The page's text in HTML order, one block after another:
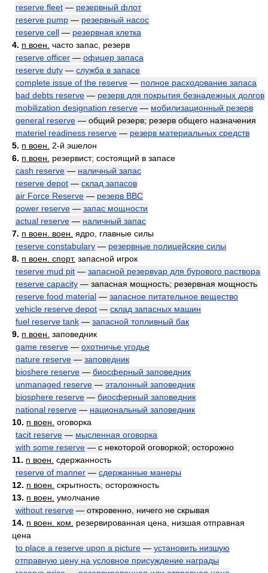
reserve fleet — резервный флот
reserve pump — резервный насос
reserve cell — резервная клетка
4. n воен. часто запас, резерв
reserve officer — офицер запаса
reserve duty — служба в запасе
complete issue of the reserve — полное расходование запаса
bad debts reserve — резерв для покрытия безнадежных долгов
mobilization designation reserve — мобилизационный резерв
general reserve — общий резерв; резерв общего назначения
materiel readiness reserve — резерв материальных средств
5. n воен.
2-й эшелон
6. n воен.
резервист; состоящий в запасе
cash reserve — наличный запас
reserve depot — склад запасов
air Force Reserve — резерв ВВС
power reserve — запас мощности
actual reserve — наличный запас
7. n воен. воен. ядро, главные силы
reserve constabulary — резервные полицейские силы
8. n воен. спорт. запасной игрок
reserve mud pit — запасной резервуар для бурового раствора
reserve capacity — запасная мощность; резервная мощность
reserve food material — запасное питательное вещество
vehicle reserve depot — склад запасных машин
fuel reserve tank — запасной топливный бак
9. n воен. заповедник
game reserve — охотничье угодье
nature reserve — заповедник
bioshere reserve — биосферный заповедник
unmanaged reserve — эталонный заповедник
biosphere reserve — биосферный заповедник
national reserve — национальный заповедник
10. n воен. оговорка
tacit reserve — мысленная оговорка
with some reserve — с некоторой оговоркой; осторожно
11. n воен. сдержанность
reserve of manner — сдержанные манеры
12. n воен. скрытность; осторожность
13. n воен. умолчание
without reserve — откровенно, ничего не скрывая
14. n воен. ком.
резервированная цена, низшая отправная
цена
to place a reserve upon a picture — установить низшую
отправную цену на условное присуждение награды